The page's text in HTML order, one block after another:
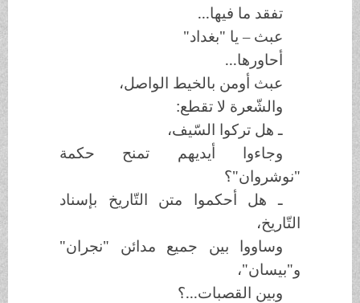
تفقد ما فيها...
عبث – يا "بغداد"
أحاورها...
عبث أومن بالخيط الواصل،
والشّعرة لا تقطع:
ـ هل تركوا السّيف،
وجاءوا أيديهم تمنح حكمة
"نوشروان"؟
ـ هل أحكموا متن التّاريخ بإسناد
التّاريخ،
وساووا بين جميع مدائن "نجران"
و"بيسان"،
وبين القصبات...؟